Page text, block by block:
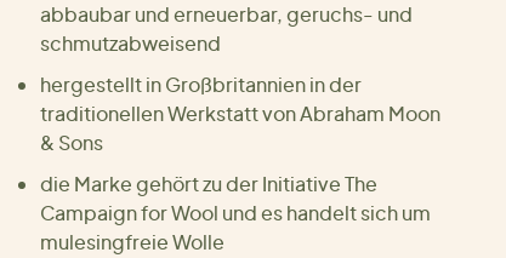
abbaubar und erneuerbar, geruchs- und
schmutzabweisend
hergestellt in Großbritannien in der
traditionellen Werkstatt von Abraham Moon
& Sons
die Marke gehört zu der Initiative The
Campaign for Wool und es handelt sich um
mulesingfreie Wolle